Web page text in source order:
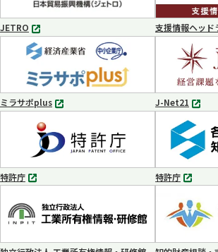
開
く
JETRO
別
タ
ブ
で
開
く
支援情報ヘッド
ミラサポplus
別
ブ
で
開
く
J-Net21
別
タ
ブ
で
開
く
特許庁
別
ブ
で
く
特許庁
別
ブ
で
開
く